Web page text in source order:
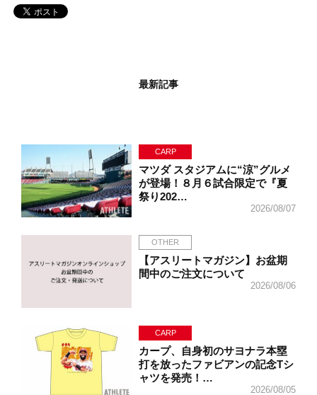
最新記事
CARP
マツダ スタジアムに“涼”グルメ
が登場！８月６試合限定で『夏
祭り202…
2026/08/07
OTHER
【アスリートマガジン】お盆期
間中のご注文について
2026/08/06
CARP
カープ、自身初のサヨナラ本塁
打を放ったファビアンの記念Tシ
ャツを発売！…
2026/08/05